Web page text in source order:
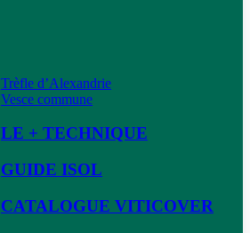
Trèfle d’Alexandrie
Vesce commune
LE + TECHNIQUE
GUIDE ISOL
CATALOGUE VITICOVER